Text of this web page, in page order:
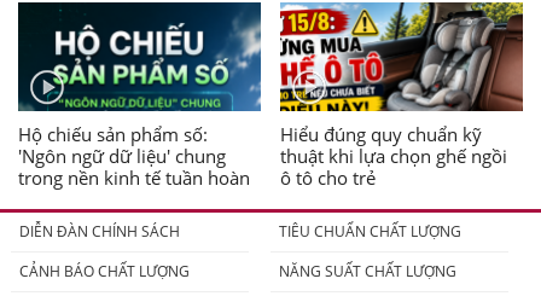
Hộ chiếu sản phẩm số:
'Ngôn ngữ dữ liệu' chung
trong nền kinh tế tuần hoàn
Hiểu đúng quy chuẩn kỹ
thuật khi lựa chọn ghế ngồi
ô tô cho trẻ
DIỄN ĐÀN CHÍNH SÁCH
TIÊU CHUẨN CHẤT LƯỢNG
CẢNH BÁO CHẤT LƯỢNG
NĂNG SUẤT CHẤT LƯỢNG